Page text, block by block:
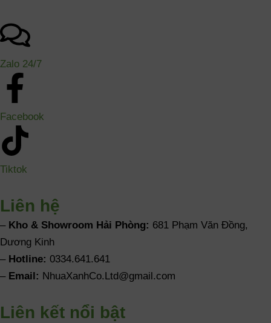
Zalo 24/7
Facebook
Tiktok
Liên hệ
–Kho & Showroom Hải Phòng: 681 Phạm Văn Đồng,
Dương Kinh
–Hotline: 0334.641.641
– Email: NhuaXanhCo.Ltd@gmail.com
Liên kết nổi bật